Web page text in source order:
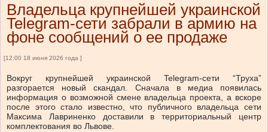
Владельца крупнейшей украинской
Telegram-сети забрали в армию на
фоне сообщений о ее продаже
[12:00 18 июня 2026 года ]
Вокруг крупнейшей украинской Telegram-сети “Труха”
разгорается новый скандал. Сначала в медиа появилась
информация о возможной смене владельца проекта, а вскоре
после этого стало известно, что публичного владельца сети
Максима Лавриненко доставили в территориальный центр
комплектования во Львове.